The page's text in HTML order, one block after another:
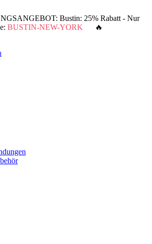
Bustin: 25% Rabatt - Nur
BUSTIN-NEW-YORK 🔥